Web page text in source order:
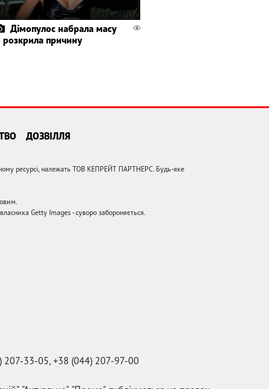
Дімопулос набрала масу
розкрила причину
ДОЗВІЛЛЯ
ресурсі, належать ТОВ КЕПРЕЙТ ПАРТНЕРС. Будь-яке
Getty Images - суворо забороняється.
207-33-05, +38 (044) 207-97-00